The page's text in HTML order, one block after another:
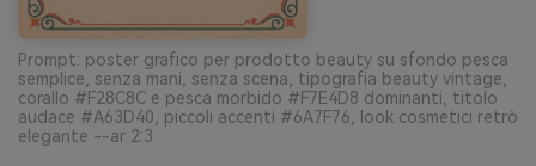
Prompt: poster grafico per prodotto beauty su sfondo pesca
semplice, senza mani, senza scena, tipografia beauty vintage,
corallo #F28C8C e pesca morbido #F7E4D8 dominanti, titolo
audace #A63D40, piccoli accenti #6A7F76, look cosmetici retrò
elegante --ar 2:3